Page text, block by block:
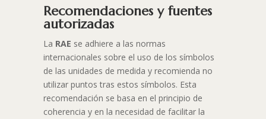
Recomendaciones y fuentes
autorizadas
La RAE se adhiere a las normas
internacionales sobre el uso de los símbolos
de las unidades de medida y recomienda no
utilizar puntos tras estos símbolos. Esta
recomendación se basa en el principio de
coherencia y en la necesidad de facilitar la